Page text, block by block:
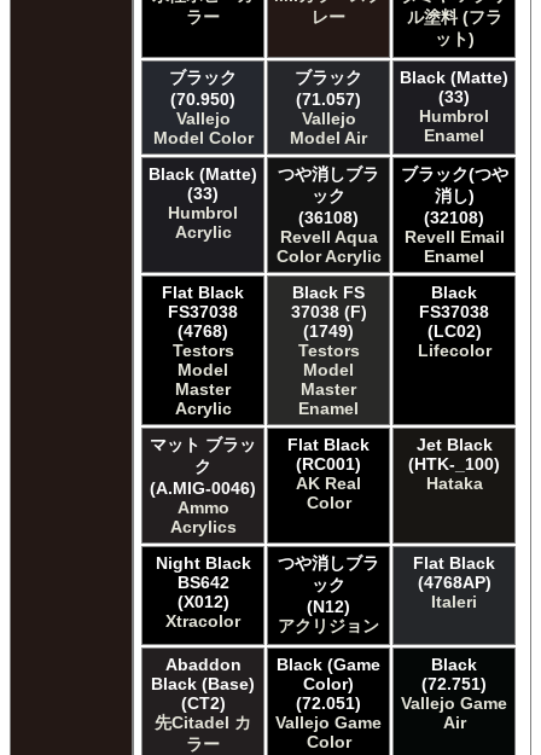
ラー
レー
ル塗料 (フラ
ット)
ブラック
(70.950)
Vallejo
Model Color
ブラック
(71.057)
Vallejo
Model Air
Black (Matte)
(33)
Humbrol
Enamel
Black (Matte)
(33)
Humbrol
Acrylic
つや消しブラ
ック
(36108)
Revell Aqua
Color Acrylic
ブラック(つや
消し)
(32108)
Revell Email
Enamel
Flat Black
FS37038
(4768)
Testors
Model
Master
Acrylic
Black FS
37038 (F)
(1749)
Testors
Model
Master
Enamel
Black
FS37038
(LC02)
Lifecolor
マット ブラッ
ク
(A.MIG-0046)
Ammo
Acrylics
Flat Black
(RC001)
AK Real
Color
Jet Black
(HTK-_100)
Hataka
Night Black
BS642
(X012)
Xtracolor
つや消しブラ
ック
(N12)
アクリジョン
Flat Black
(4768AP)
Italeri
Abaddon
Black (Base)
(CT2)
先Citadel カ
ラー
Black (Game
Color)
(72.051)
Vallejo Game
Color
Black
(72.751)
Vallejo Game
Air